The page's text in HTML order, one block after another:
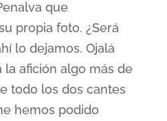
que
propia foto. ¿Será
lo dejamos. Ojalá
afición algo más de
todo los dos cantes
hemos podido